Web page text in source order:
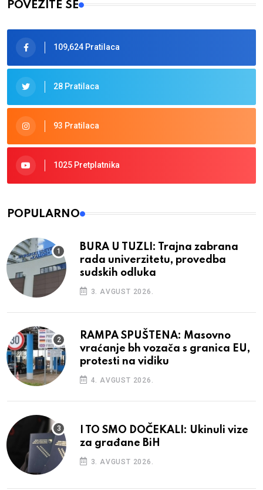
POVEŽITE SE
109,624 Pratilaca
28 Pratilaca
93 Pratilaca
1025 Pretplatnika
POPULARNO
BURA U TUZLI: Trajna zabrana
rada univerzitetu, provedba
sudskih odluka
3. AVGUST 2026.
RAMPA SPUŠTENA: Masovno
vraćanje bh vozača s granica EU,
protesti na vidiku
4. AVGUST 2026.
I TO SMO DOČEKALI: Ukinuli vize
za građane BiH
3. AVGUST 2026.